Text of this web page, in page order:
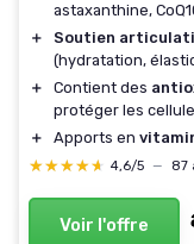
astaxanthine,
＋
Soutien
(hydratation,
＋
Contient des
protéger les
＋
Apports en
★★★★★
★★★★★ 4,6/5 — 87
Voir l'offre